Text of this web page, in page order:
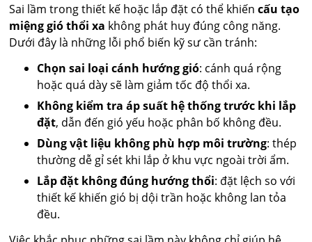
Sai lầm trong thiết kế hoặc lắp đặt có thể khiếncấu tạo
miệng gió thổi xa không phát huy đúng công năng.
Dưới đây là những lỗi phổ biến kỹ sư cần tránh:
Chọn sai loại cánh hướng gió: cánh quá rộng
hoặc quá dày sẽ làm giảm tốc độ thổi xa.
Không kiểm tra áp suất hệ thống trước khi lắp
đặt, dẫn đến gió yếu hoặc phân bố không đều.
Dùng vật liệu không phù hợp môi trường: thép
thường dễ gỉ sét khi lắp ở khu vực ngoài trời ẩm.
Lắp đặt không đúng hướng thổi: đặt lệch so với
thiết kế khiến gió bị dội trần hoặc không lan tỏa
đều.